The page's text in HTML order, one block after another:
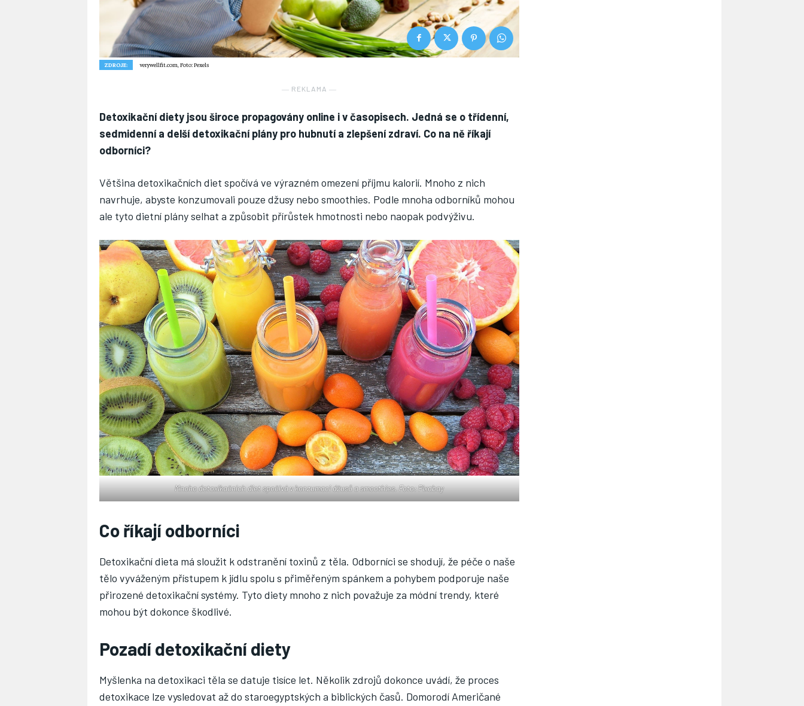
ZDROJE: verywellfit.com, Foto: Pexels
― REKLAMA ―
Detoxikační diety jsou široce propagovány online i v časopisech. Jedná se o třídenní,
sedmidenní a delší detoxikační plány pro hubnutí a zlepšení zdraví. Co na ně říkají
odborníci?
Většina detoxikačních diet spočívá ve výrazném omezení příjmu kalorií. Mnoho z nich
navrhuje, abyste konzumovali pouze džusy nebo smoothies. Podle mnoha odborníků mohou
ale tyto dietní plány selhat a způsobit přírůstek hmotnosti nebo naopak podvýživu.
Mnoho detoxikačních diet spočívá v konzumaci džusů a smoothies. Foto: Pixabay
Co říkají odborníci
Detoxikační dieta má sloužit k odstranění toxinů z těla. Odborníci se shodují, že péče o naše
tělo vyváženým přístupem k jídlu spolu s přiměřeným spánkem a pohybem podporuje naše
přirozené detoxikační systémy. Tyto diety mnoho z nich považuje za módní trendy, které
mohou být dokonce škodlivé.
Pozadí detoxikační diety
Myšlenka na detoxikaci těla se datuje tisíce let. Několik zdrojů dokonce uvádí, že proces
detoxikace lze vysledovat až do staroegyptských a biblických časů. Domorodí Američané